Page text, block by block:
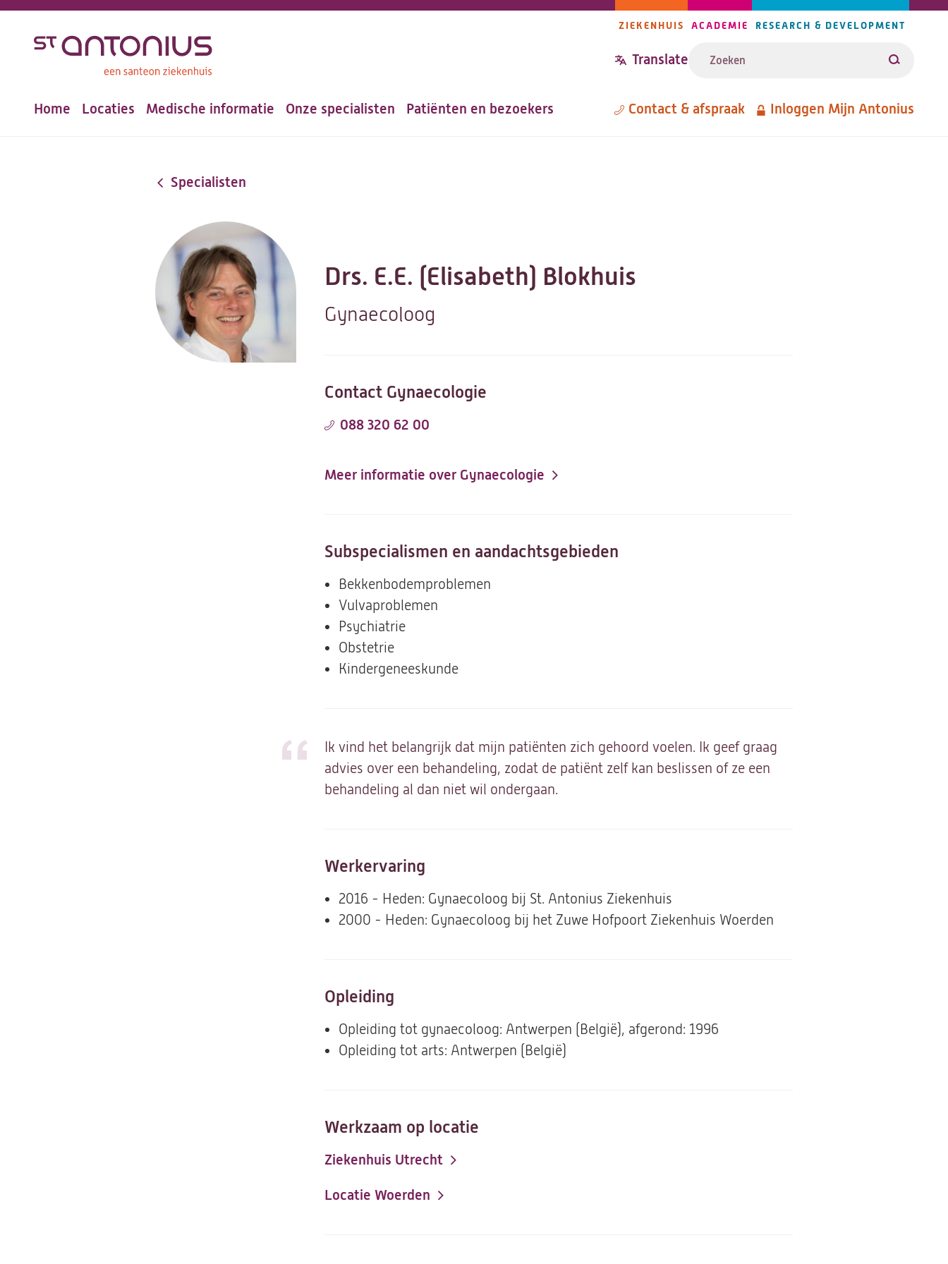
inhoud
navigatie
ZIEKENHUIS ACADEMIE RESEARCH & DEVELOPMENT
Translate Zoeken
Hoofdnavigatie
Home Locaties Medische informatie Onze specialisten Patiënten en bezoekers Metanavigatie
Contact & afspraak Inloggen Mijn Antonius
Specialisten
Drs. E.E. (Elisabeth) Blokhuis
Gynaecoloog
Contact Gynaecologie
088 320 62 00
Meer informatie over Gynaecologie
Subspecialismen en aandachtsgebieden
Bekkenbodemproblemen
Vulvaproblemen
Psychiatrie
Obstetrie
Kindergeneeskunde
Ik vind het belangrijk dat mijn patiënten zich gehoord voelen. Ik geef graag
advies over een behandeling, zodat de patiënt zelf kan beslissen of ze een
behandeling al dan niet wil ondergaan.
Werkervaring
2016 - Heden: Gynaecoloog bij St. Antonius Ziekenhuis
2000 - Heden: Gynaecoloog bij het Zuwe Hofpoort Ziekenhuis Woerden
Opleiding
Opleiding tot gynaecoloog: Antwerpen (België), afgerond: 1996
Opleiding tot arts: Antwerpen (België)
Werkzaam op locatie
Ziekenhuis Utrecht
Locatie Woerden